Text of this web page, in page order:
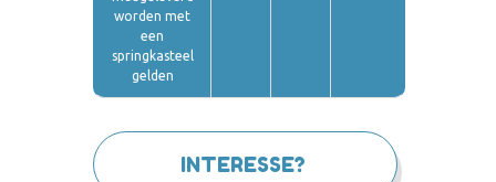
worden met
een
springkasteel
gelden
INTERESSE?